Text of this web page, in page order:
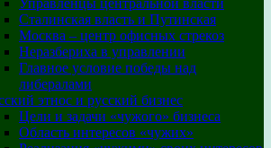
Управленцы центральной власти
Сталинская власть и Путинская
Москва – центр офисных стрекоз
Неразбериха в управлении
Главное условие победы над
либералами
этнос и русский бизнес
Цели и задачи «чужого» бизнеса
Область интересов «чужих»